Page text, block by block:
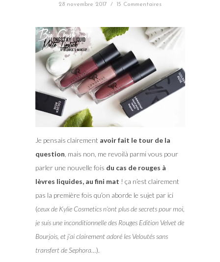
28 novembre 2017 / 15 Commentaires
Je pensais clairement avoir fait le tour de la
question , mais non, me revoilà parmi vous pour
parler une nouvelle fois du cas de rouges à
lèvres liquides, au fini mat ! ça n’est clairement
pas la première fois qu’on aborde le sujet par ici
(ceux de Kylie Cosmetics n’ont plus de secrets pour moi,
je suis une inconditionnelle des Rouges Edition Velvet de
Bourjois, et j’ai clairement adoré les Veloutés sans
transfert de Sephora…).